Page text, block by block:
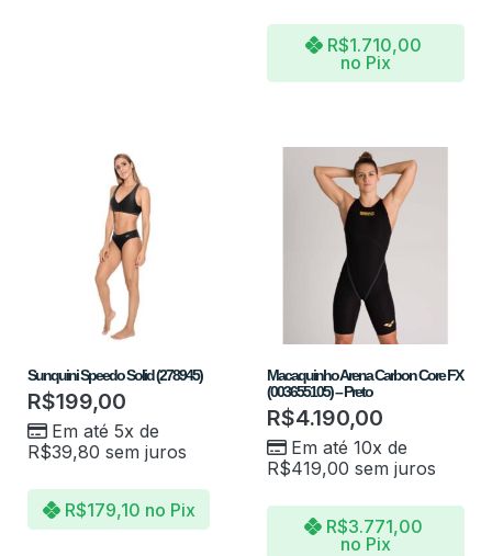
R$1.710,00
no Pix
Sunquini Speedo Solid (278945)
R$199,00
Em até 5x de
R$39,80 sem juros
R$179,10 no Pix
Macaquinho Arena Carbon Core FX
(003655105) – Preto
R$4.190,00
Em até 10x de
R$419,00 sem juros
R$3.771,00
no Pix